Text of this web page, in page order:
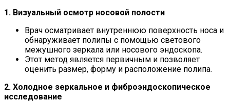
1. Визуальный осмотр носовой полости
Врач осматривает внутреннюю поверхность носа и
обнаруживает полипы с помощью светового
межушного зеркала или носового эндоскопа.
Этот метод является первичным и позволяет
оценить размер, форму и расположение полипа.
2. Холодное зеркальное и фиброэндоскопическое
исследование